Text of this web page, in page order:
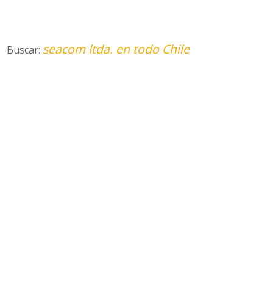
Buscar: seacom ltda. en todo Chile